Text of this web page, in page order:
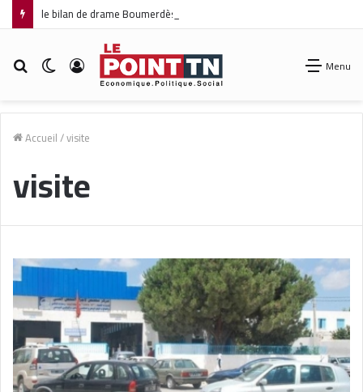
le bilan de drame Boumerdès s’alourdit à 27 morts et 42 blessés
Rechercher
Switch Connexion Menu
Accueil/visite
visite